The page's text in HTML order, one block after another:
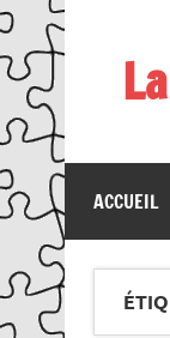
Skip
to
content
ACCUEIL